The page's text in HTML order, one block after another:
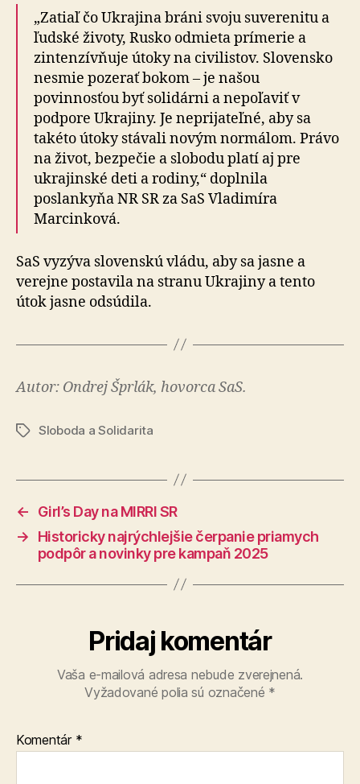
„Zatiaľ čo Ukrajina bráni svoju suverenitu a
ľudské životy, Rusko odmieta prímerie a
zintenzívňuje útoky na civilistov. Slovensko
nesmie pozerať bokom – je našou
povinnosťou byť solidárni a nepoľaviť v
podpore Ukrajiny. Je neprijateľné, aby sa
takéto útoky stávali novým normálom. Právo
na život, bezpečie a slobodu platí aj pre
ukrajinské deti a rodiny,“ doplnila
poslankyňa NR SR za SaS Vladimíra
Marcinková.
SaS vyzýva slovenskú vládu, aby sa jasne a
verejne postavila na stranu Ukrajiny a tento
útok jasne odsúdila.
Autor: Ondrej Šprlák, hovorca SaS.
ZnačkySloboda a Solidarita
←
Girl’s Day na MIRRI SR
→
Historicky najrýchlejšie čerpanie priamych
podpôr a novinky pre kampaň 2025
Pridaj komentár
Vaša e-mailová adresa nebude zverejnená.
Vyžadované polia sú označené *
Komentár *